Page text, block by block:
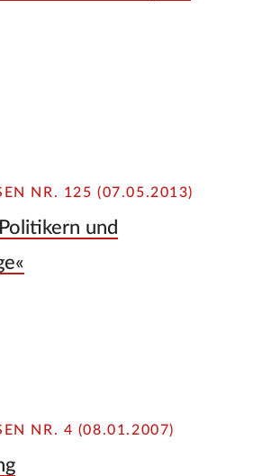
NR. 125 (07.05.2013)
und
NR. 4 (08.01.2007)